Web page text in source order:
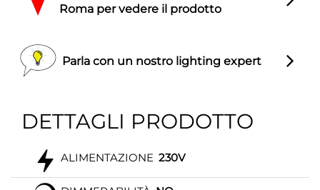
Roma per vedere il prodotto
Parla con un nostro lighting expert
DETTAGLI PRODOTTO
ALIMENTAZIONE 230V